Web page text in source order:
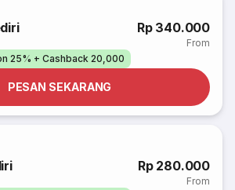
Rp 340.000
From
25% + Cashback 20,000
PESAN SEKARANG
Rp 280.000
From